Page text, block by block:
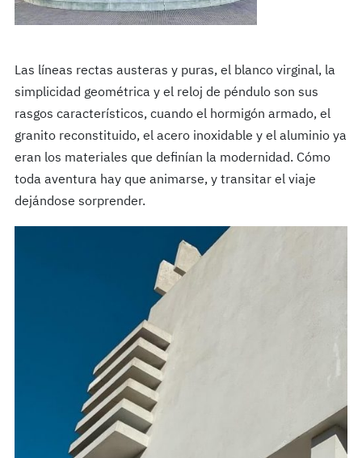
Las líneas rectas austeras y puras, el blanco virginal, la
simplicidad geométrica y el reloj de péndulo son sus
rasgos característicos, cuando el hormigón armado, el
granito reconstituido, el acero inoxidable y el aluminio ya
eran los materiales que definían la modernidad. Cómo
toda aventura hay que animarse, y transitar el viaje
dejándose sorprender.